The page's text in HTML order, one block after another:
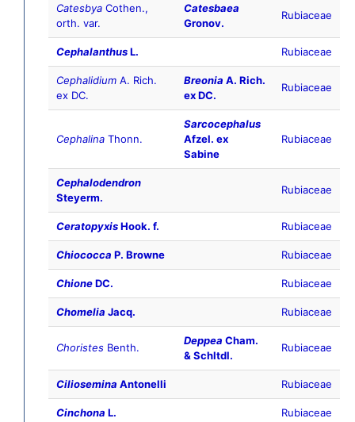
Catesbya Cothen.,
orth. var.
Catesbaea
Gronov.
Rubiaceae
CephalanthusL. Rubiaceae
Cephalidium A. Rich.
ex DC.
Breonia A. Rich.
ex DC.
Rubiaceae
Cephalina Thonn.
Sarcocephalus
Afzel. ex
Sabine
Rubiaceae
Cephalodendron
Steyerm.
Rubiaceae
CeratopyxisHook. f. Rubiaceae
Chiococca P. Browne Rubiaceae
ChioneDC. Rubiaceae
Chomelia Jacq. Rubiaceae
Choristes Benth.
Deppea Cham.
& Schltdl.
Rubiaceae
Ciliosemina Antonelli Rubiaceae
Cinchona L. Rubiaceae